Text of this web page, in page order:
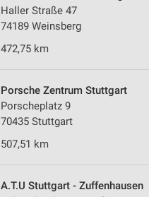
Haller Straße 47
74189 Weinsberg
472,75 km
Porsche Zentrum Stuttgart
Porscheplatz 9
70435 Stuttgart
507,51 km
A.T.U Stuttgart - Zuffenhausen